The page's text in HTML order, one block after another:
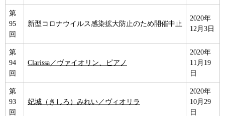
第
95
回
新型コロナウイルス感染拡大防止のため開催中止
2020年
12月3日
第
94
回
Clarissa／ヴァイオリン、ピアノ
2020年
11月19
日
第
93
回
妃城（きしろ）みれい／ヴィオリラ
2020年
10月29
日